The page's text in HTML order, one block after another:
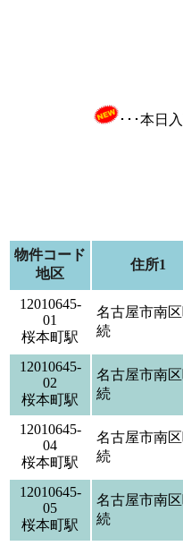
･･･本日
物件コード
地区
住所1
12010645-
01
桜本町駅
名古屋市南
続
12010645-
02
桜本町駅
名古屋市南
続
12010645-
04
桜本町駅
名古屋市南
続
12010645-
05
桜本町駅
名古屋市南
続